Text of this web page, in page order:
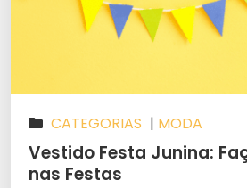
CATEGORIAS | MODA
Vestido Festa Junina:
nas Festas